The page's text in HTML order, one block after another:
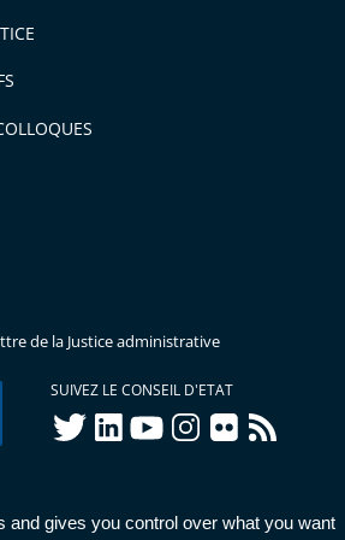
and gives you control over what you want
de la Justice administrative
SUIVEZ LE CONSEIL D'ETAT
twitterlinkedInyoutubeinstagram
flickr rss